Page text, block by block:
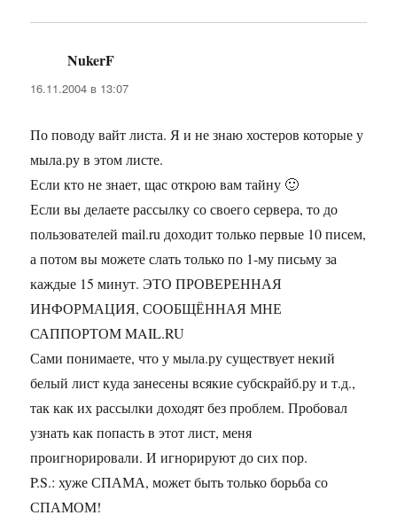
NukerF
16.11.2004 в 13:07
По поводу вайт листа. Я и не знаю хостеров которые у
мыла.ру в этом листе.
Если кто не знает, щас открою вам тайну 🙂
Если вы делаете рассылку со своего сервера, то до
пользователей mail.ru доходит только первые 10 писем,
а потом вы можете слать только по 1-му письму за
каждые 15 минут. ЭТО ПРОВЕРЕННАЯ
ИНФОРМАЦИЯ, СООБЩЁННАЯ МНЕ
САППОРТОМ MAIL.RU
Сами понимаете, что у мыла.ру существует некий
белый лист куда занесены всякие субскрайб.ру и т.д.,
так как их рассылки доходят без проблем. Пробовал
узнать как попасть в этот лист, меня
проигнорировали. И игнорируют до сих пор.
P.S.: хуже СПАМА, может быть только борьба со
СПАМОМ!